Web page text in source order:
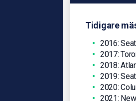
Tidigare
2016:
2017:
2018:
2019:
2020:
2021: